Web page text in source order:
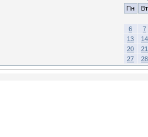
Пн
Вт
6
7
13
14
20
21
27
28